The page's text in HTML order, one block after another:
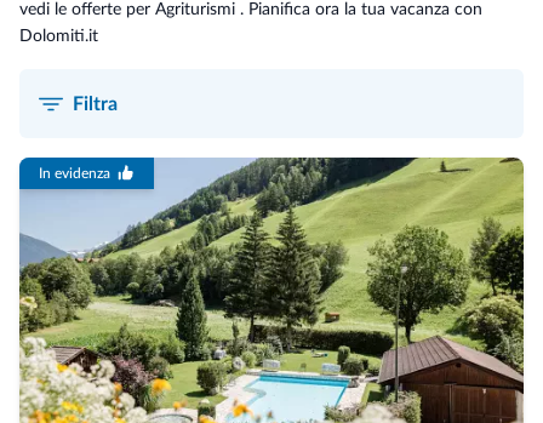
vedi le offerte per Agriturismi . Pianifica ora la tua vacanza con
Dolomiti.it
Filtra
In evidenza